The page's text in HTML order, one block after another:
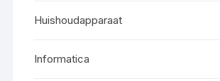
Huishoudapparaat
Informatica